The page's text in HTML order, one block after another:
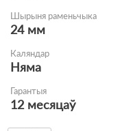
Шырыня раменьчыка
24 мм
Каляндар
Няма
Гарантыя
12 месяцаў